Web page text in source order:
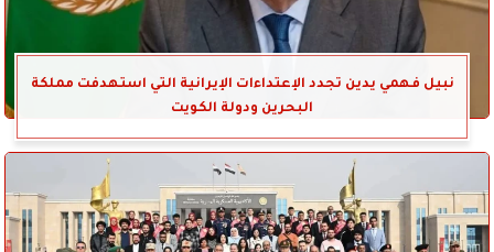
نبيل فهمي يدين تجدد الإعتداءات الإيرانية التي استهدفت مملكة
البحرين ودولة الكويت